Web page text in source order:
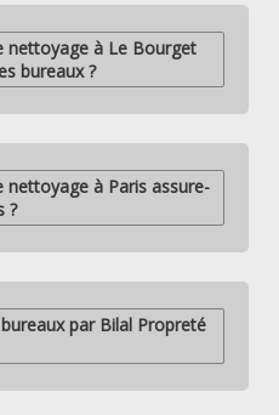
nettoyage à Le Bourget
bureaux ?
à Paris assure-
?
par Bilal Propreté